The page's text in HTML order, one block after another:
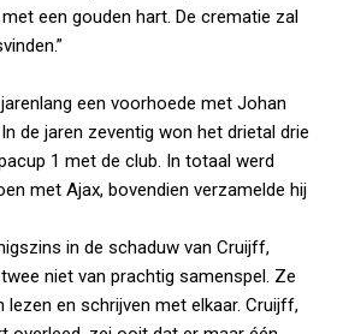
een gouden hart. De crematie zal
een voorhoede met Johan
de jaren zeventig won het drietal drie
1 met de club. In totaal werd
met Ajax, bovendien verzamelde hij
in de schaduw van Cruijff,
niet van prachtig samenspel. Ze
lezen en schrijven met elkaar. Cruijff,